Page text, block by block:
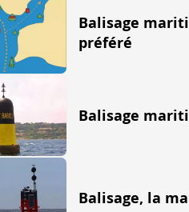
se souvenir de l'éclairage
Balisage
préféré
Balisage
Balisage, la